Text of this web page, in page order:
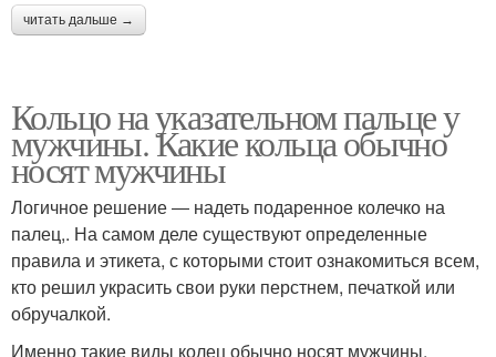
читать дальше →
Кольцо на указательном пальце у
мужчины. Какие кольца обычно
носят мужчины
Логичное решение ― надеть подаренное колечко на
палец,. На самом деле существуют определенные
правила и этикета, с которыми стоит ознакомиться всем,
кто решил украсить свои руки перстнем, печаткой или
обручалкой.
Именно такие виды колец обычно носят мужчины,